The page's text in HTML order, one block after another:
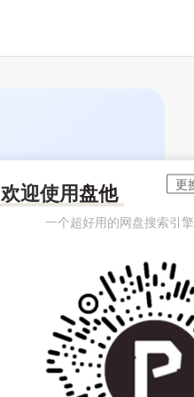
欢迎使用盘他
一个超好用的网盘搜索引擎